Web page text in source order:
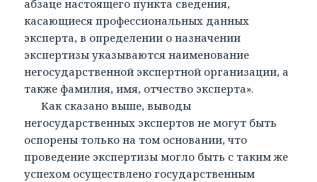
абзаце настоящего пункта сведения,
касающиеся профессиональных данных
эксперта, в определении о назначении
экспертизы указываются наименование
негосударственной экспертной организации, а
также фамилия, имя, отчество эксперта».
Как сказано выше, выводы
негосударственных экспертов не могут быть
оспорены только на том основании, что
проведение экспертизы могло быть с таким же
успехом осуществлено государственным